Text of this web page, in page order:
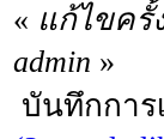
« แก้ไขครั้
admin »
บันทึกการ